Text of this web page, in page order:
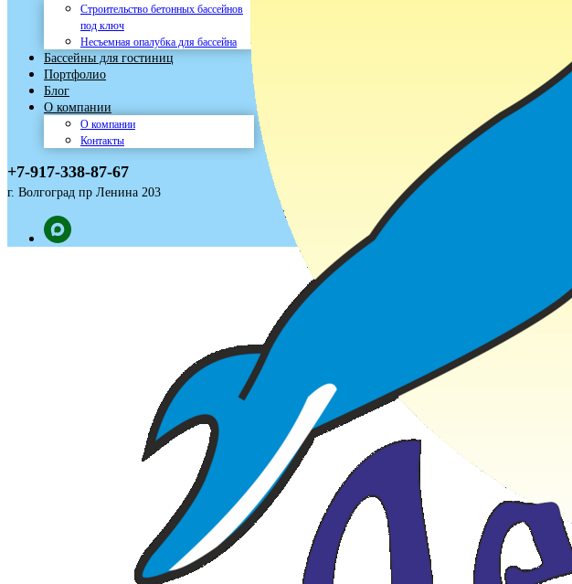
Строительство бетонных бассейнов
под ключ
Несъемная опалубка для бассейна
Бассейны для гостиниц
Портфолио
Блог
О компании
О компании
Контакты
+7-917-338-87-67
г. Волгоград пр Ленина 203